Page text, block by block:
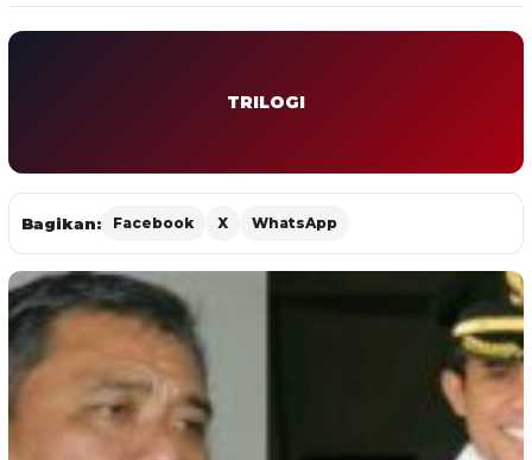
TRILOGI
Bagikan: Facebook X WhatsApp